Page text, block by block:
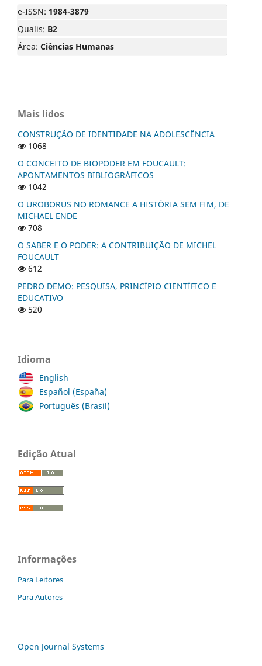
e-ISSN: 1984-3879
Qualis: B2
Área: Ciências Humanas
Mais lidos
CONSTRUÇÃO DE IDENTIDADE NA ADOLESCÊNCIA
1068
O CONCEITO DE BIOPODER EM FOUCAULT:
APONTAMENTOS BIBLIOGRÁFICOS
1042
O UROBORUS NO ROMANCE A HISTÓRIA SEM FIM, DE
MICHAEL ENDE
708
O SABER E O PODER: A CONTRIBUIÇÃO DE MICHEL
FOUCAULT
612
PEDRO DEMO: PESQUISA, PRINCÍPIO CIENTÍFICO E
EDUCATIVO
520
Idioma
English
Español (España)
Português (Brasil)
Edição Atual
Informações
Para Leitores
Para Autores
Open Journal Systems